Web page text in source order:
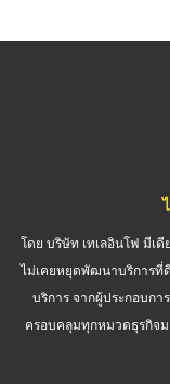
โดย บริษัท เทเลอินโฟ มีเ
ไม่เคยหยุดพัฒนาบริการที่
บริการ จากผู้ประกอบก
ครอบคลุมทุกหมวดธุรกิจ